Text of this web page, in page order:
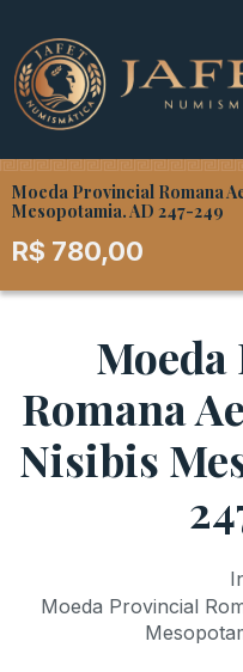
Moeda Provincial Romana
Mesopotamia. AD 247-249
R$ 780,00
Romana
Nisibis
Moeda Provincial